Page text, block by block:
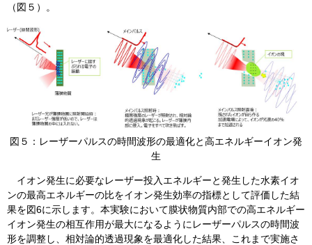
（図５）。
​図５：レーザーパルスの時間波形の最適化と高エネルギーイオン発
生
イオン発生に必要なレーザー投入エネルギーと発生した水素イオ
ンの最高エネルギーの比をイオン発生効率の指標として評価した結
果を図6に示します。本実験において膜状物質内部での高エネルギー
イオン発生の相互作用が最大になるようにレーザーパルスの時間波
形を調整し、相対論的透過現象を最適化した結果、これまで実施さ